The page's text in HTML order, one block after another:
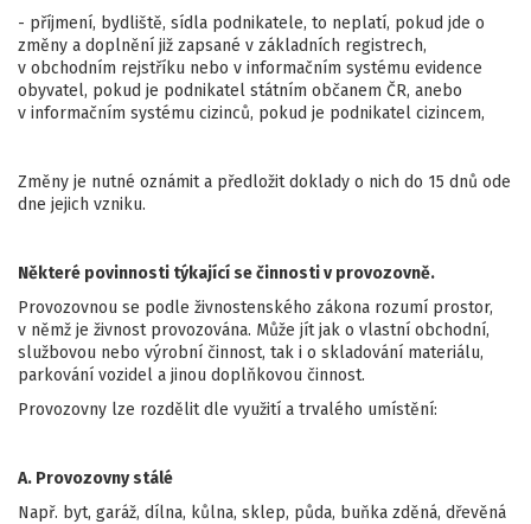
- příjmení, bydliště, sídla podnikatele, to neplatí, pokud jde o
změny a doplnění již zapsané v základních registrech,
v obchodním rejstříku nebo v informačním systému evidence
obyvatel, pokud je podnikatel státním občanem ČR, anebo
v informačním systému cizinců, pokud je podnikatel cizincem,
Změny je nutné oznámit a předložit doklady o nich do 15 dnů ode
dne jejich vzniku.
Některé povinnosti týkající se činnosti v provozovně.
Provozovnou se podle živnostenského zákona rozumí prostor,
v němž je živnost provozována. Může jít jak o vlastní obchodní,
službovou nebo výrobní činnost, tak i o skladování materiálu,
parkování vozidel a jinou doplňkovou činnost.
Provozovny lze rozdělit dle využití a trvalého umístění:
A. Provozovny stálé
Např. byt, garáž, dílna, kůlna, sklep, půda, buňka zděná, dřevěná